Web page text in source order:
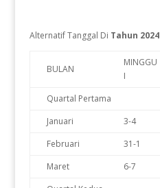
Alternatif Tanggal Di Tahun 2024
BULAN
MINGGU
I
Quartal Pertama
Januari
3-4
Februari
31-1
Maret
6-7